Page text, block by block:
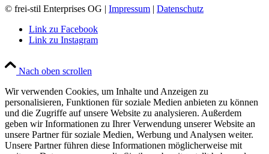
© frei-stil Enterprises OG | Impressum | Datenschutz
Link zu Facebook
Link zu Instagram
Nach oben scrollen
Wir verwenden Cookies, um Inhalte und Anzeigen zu
personalisieren, Funktionen für soziale Medien anbieten zu können
und die Zugriffe auf unsere Website zu analysieren. Außerdem
geben wir Informationen zu Ihrer Verwendung unserer Website an
unsere Partner für soziale Medien, Werbung und Analysen weiter.
Unsere Partner führen diese Informationen möglicherweise mit